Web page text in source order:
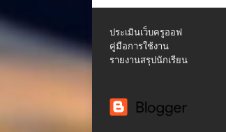
ประเมินเว็บครูออฟ
คู่มือการใช้งาน
รายงานสรุปนักเรียน